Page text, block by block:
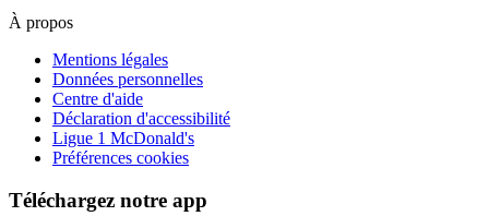
À propos
Mentions légales
Données personnelles
Centre d'aide
Déclaration d'accessibilité
Ligue 1 McDonald's
Préférences cookies
Téléchargez notre app